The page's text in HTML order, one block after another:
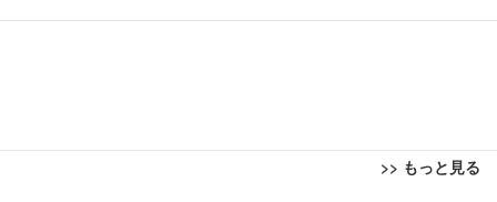
>> もっと見る